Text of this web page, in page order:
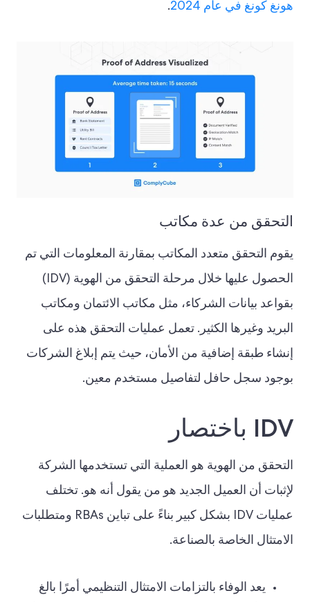
هونغ كونغ في عام 2024
.
التحقق من عدة مكاتب
يقوم التحقق متعدد المكاتب بمقارنة المعلومات التي تم
الحصول عليها خلال مرحلة التحقق من الهوية (IDV)
بقواعد بيانات الشركاء، مثل مكاتب الائتمان ومكاتب
البريد وغيرها الكثير. تعمل عمليات التحقق هذه على
إنشاء طبقة إضافية من الأمان، حيث يتم إبلاغ الشركات
بوجود سجل حافل لتفاصيل مستخدم معين.
IDV باختصار
التحقق من الهوية هو العملية التي تستخدمها الشركة
لإثبات أن العميل الجديد هو من يقول أنه هو. تختلف
عمليات IDV بشكل كبير بناءً على تباين RBAs ومتطلبات
الامتثال الخاصة بالصناعة.
يعد الوفاء بالتزامات الامتثال التنظيمي أمرًا بالغ